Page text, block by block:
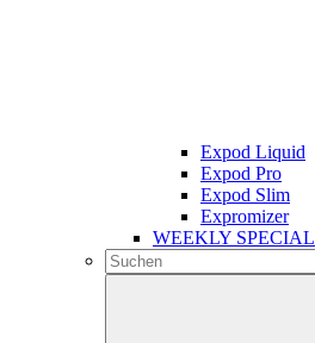
Expod Liquid
Expod Pro
Expod Slim
Expromizer
WEEKLY SPECIAL